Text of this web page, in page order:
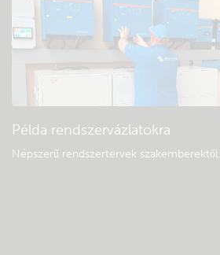
Példa rendszervázlatokra
Népszerű rendszertervek szakemberektől.